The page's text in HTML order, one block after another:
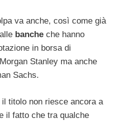
va anche, così come già
banche che hanno
in borsa di
Stanley ma anche
Sachs.
titolo non riesce ancora a
il fatto che tra qualche